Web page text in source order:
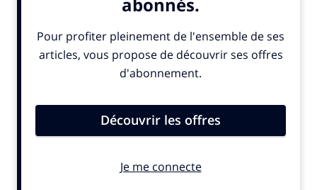
d’accessibilité maximale, les chaînes de télévision
proposent une offre « de rattrapage » de leurs
programmes de flux, consultables à la demande
pendant sept jours après la diffusion à l’antenne, puis
En proposant leurs contenus gratuitement sur le net,
les médias ont considérablement augmenté leur
public, mais ils sont aussi entrés de plain-pied dans un